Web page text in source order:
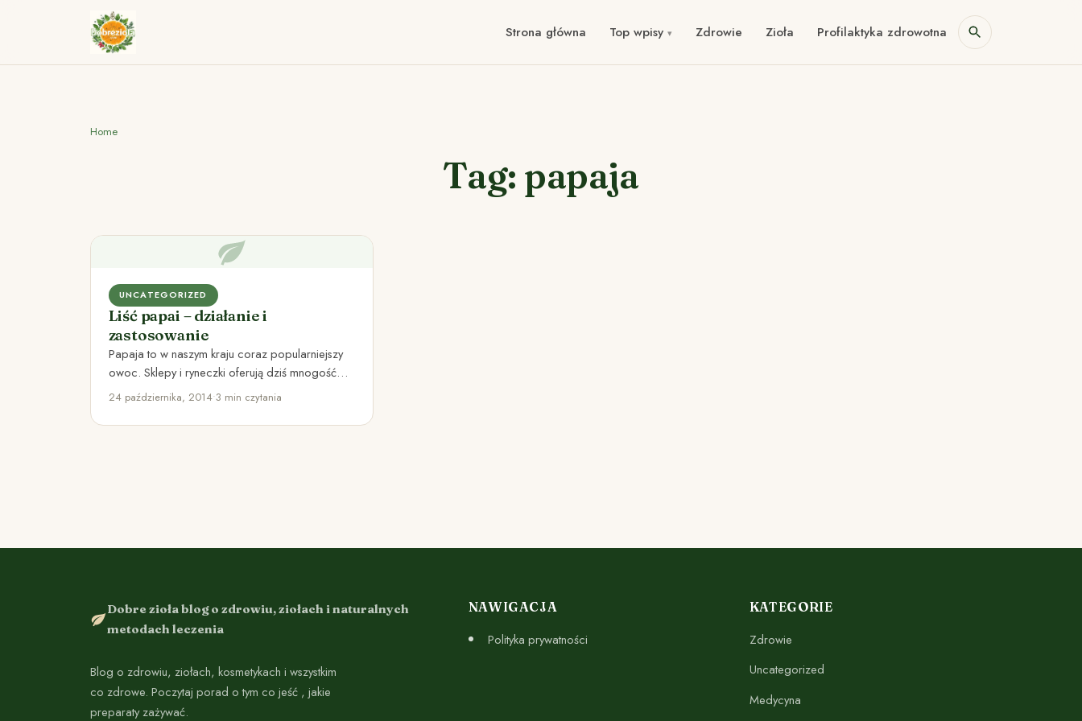
Strona główna Top wpisy Zdrowie Zioła Profilaktyka zdrowotna
Home
Tag: papaja
UNCATEGORIZED
Liść papai – działanie i
zastosowanie
Papaja to w naszym kraju coraz popularniejszy
owoc. Sklepy i ryneczki oferują dziś mnogość
wszelakich południowych owoców, a…
24 października, 2014•3 min czytania
Dobre zioła blog o zdrowiu, ziołach i naturalnych
metodach leczenia
Blog o zdrowiu, ziołach, kosmetykach i wszystkim
co zdrowe. Poczytaj porad o tym co jeść , jakie
preparaty zażywać.
NAWIGACJA
Polityka prywatności
KATEGORIE
Zdrowie
Uncategorized
Medycyna